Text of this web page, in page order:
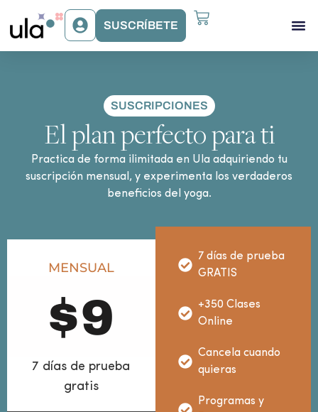
SUSCRÍBETE
SUSCRIPCIONES
El plan perfecto para ti
Practica de forma ilimitada en Ula adquiriendo tu
suscripción mensual, y experimenta los verdaderos
beneficios del yoga.
7 días de prueba
GRATIS
+350 Clases
Online
Cancela cuando
quieras
Programas y
MENSUAL
$9
7 días de prueba
gratis